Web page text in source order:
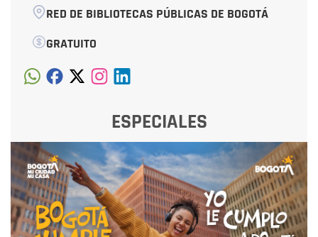
RED DE BIBLIOTECAS PÚBLICAS DE BOGOTÁ
GRATUITO
ESPECIALES